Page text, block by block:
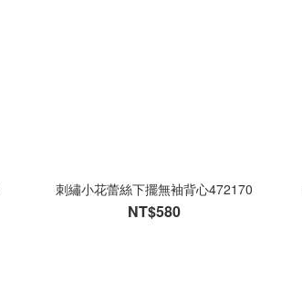
刺繡小花蕾絲下擺無袖背心472170
NT$580